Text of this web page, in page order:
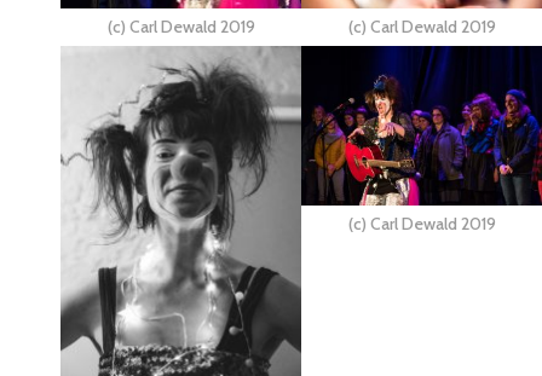
(c) Carl Dewald 2019 (c) Carl Dewald 2019
(c) Carl Dewald 2019